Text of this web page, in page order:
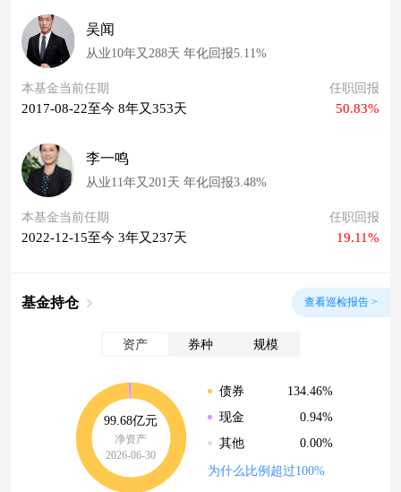
吴闻
从业10年又288天 年化回报5.11%
本基金当前任期
2017-08-22至今 8年又353天
任职回报
50.83%
李一鸣
从业11年又201天 年化回报3.48%
本基金当前任期
2022-12-15至今 3年又237天
任职回报
19.11%
基金持仓 查看巡检报告 >
资产 券种 规模
99.68亿元
净资产
2026-06-30
债券
134.46%
现金
0.94%
其他
0.00%
为什么比例超过100%